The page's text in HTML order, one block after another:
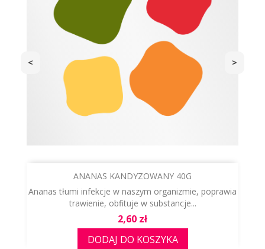
ANANAS KANDYZOWANY 40G
Ananas tłumi infekcje w naszym organizmie, poprawia
trawienie, obfituje w substancje...
Cena
2,60 zł
DODAJ DO KOSZYKA
< >